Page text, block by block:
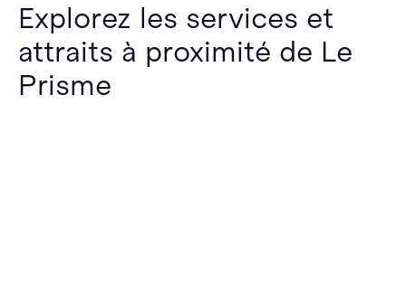
Explorez les services et
attraits à proximité de Le
Prisme